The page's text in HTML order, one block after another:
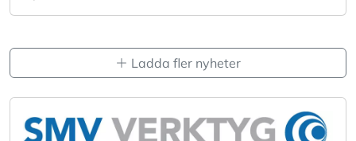
Ladda fler nyheter